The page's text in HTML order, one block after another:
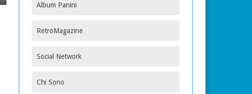
Album Panini
RetroMagazine
Social Network
Chi Sono